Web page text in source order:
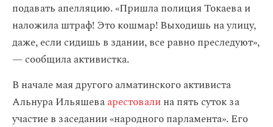
подавать апелляцию. «Пришла полиция Токаева и
наложила штраф! Это кошмар! Выходишь на улицу,
даже, если сидишь в здании, все равно преследуют»,
— сообщила активистка.
В начале мая другого алматинского активиста
Альнура Ильяшеваарестовалина пять суток за
участие в заседании «народного парламента». Его